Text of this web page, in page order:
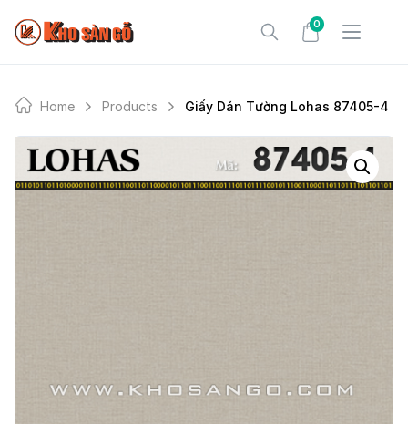
0
Home Products Giấy Dán Tường Lohas 87405-4